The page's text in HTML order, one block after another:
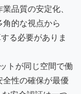
品質の安定化、
的な視点から
る必要がありま
トが同じ空間で働
全性の確保が最優